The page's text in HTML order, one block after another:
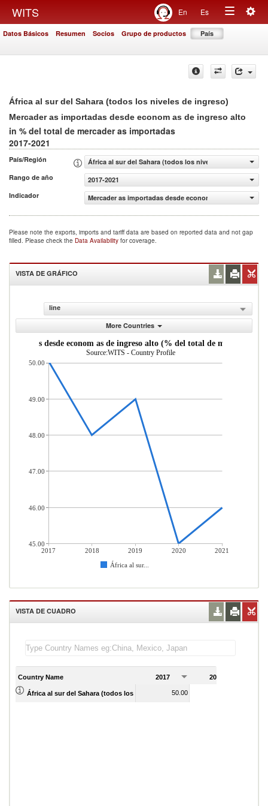
WITS En Es
Toggle
Datos Básicos Resumen Socios Grupo de productos País
África al sur del Sahara (todos los niveles de ingreso)
Mercader as importadas desde econom as de ingreso alto
in % del total de mercader as importadas
2017-2021
País/Región
África al sur del Sahara (todos los niveles de ingreso)
Rango de año
2017-2021
Indicador
Mercader as importadas desde econom as de ingreso
Please note the exports, imports and tariff data are based on reported data and not gap
filled. Please check the Data Availability for coverage.
VISTA DE GRÁFICO
line
More Countries
desde econom as de ingreso alto (% del total de mercader as
Source:WITS - Country Profile
2017 2018 2019 2020 2021
África al sur...
50.00
49.00
48.00
47.00
46.00
45.00
VISTA DE CUADRO
Country Name 2017 2018
África al sur del Sahara (todos los niveles de ingreso)
50.00